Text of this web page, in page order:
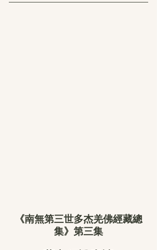
《南無第三世多杰羌佛經藏總
集》第三集